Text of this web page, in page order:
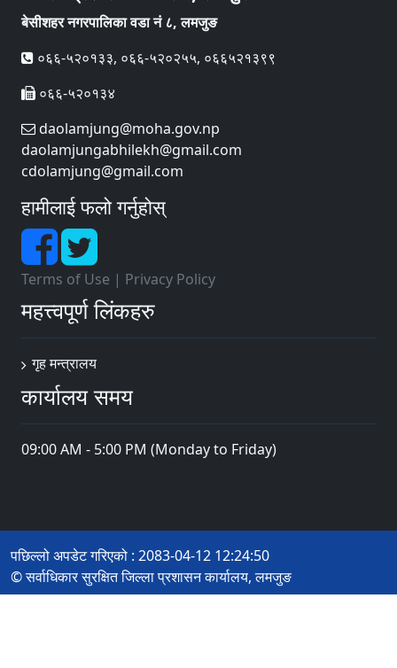
बेसीशहर नगरपालिका वडा नं ८, लमजुङ
०६६-५२०१३३, ०६६-५२०२५५, ०६६५२१३९९
०६६-५२०१३४
daolamjung@moha.gov.np
daolamjungabhilekh@gmail.com
cdolamjung@gmail.com
हामीलाई फलो गर्नुहोस्
Terms of Use | Privacy Policy
महत्त्वपूर्ण लिंकहरु
गृह मन्त्रालय
कार्यालय समय
09:00 AM - 5:00 PM (Monday to Friday)
पछिल्लो अपडेट गरिएको : 2083-04-12 12:24:50
© सर्वाधिकार सुरक्षित जिल्ला प्रशासन कार्यालय, लमजुङ